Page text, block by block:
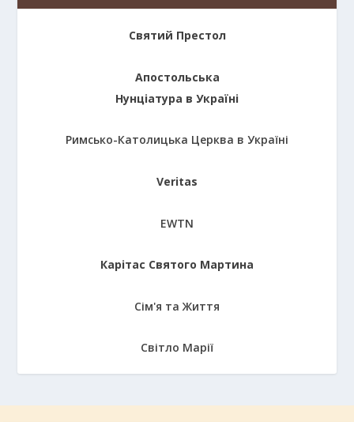
Святий Престол
Апостольська
Нунціатура в Україні
Римсько-Католицька Церква в Україні
Veritas
EWTN
Карітас Святого Мартина
Сім'я та Життя
Світло Марії